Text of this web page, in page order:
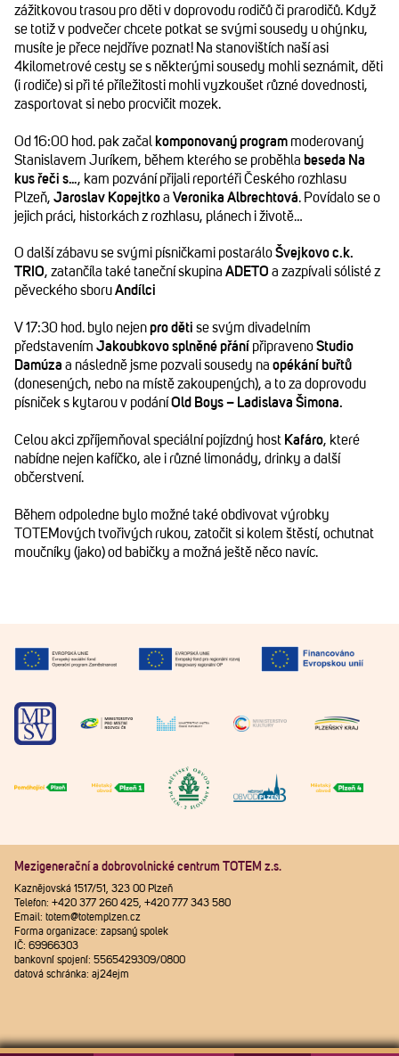
zážitkovou trasou pro děti v doprovodu rodičů či prarodičů. Když
se totiž v podvečer chcete potkat se svými sousedy u ohýnku,
musíte je přece nejdříve poznat! Na stanovištích naší asi
4kilometrové cesty se s některými sousedy mohli seznámit, děti
(i rodiče) si při té příležitosti mohli vyzkoušet různé dovednosti,
zasportovat si nebo procvičit mozek.
Od 16:00 hod. pak začal komponovaný program moderovaný
Stanislavem Juríkem, během kterého se proběhla beseda Na
kus řeči s…, kam pozvání přijali reportéři Českého rozhlasu
Plzeň, Jaroslav Kopejtkoa Veronika Albrechtová. Povídalo se o
jejich práci, historkách z rozhlasu, plánech i životě…
O další zábavu se svými písničkami postaráloŠvejkovo c.k.
TRIO, zatančíla také taneční skupina ADETO a zazpívali sólisté z
pěveckého sboruAndílci
V 17:30 hod. bylo nejenpro děti se svým divadelním
představením Jakoubkovo splněné přání připravenoStudio
Damúza a následně jsme pozvali sousedy na opékání buřtů
(donesených, nebo na místě zakoupených), a to za doprovodu
písniček s kytarou v podáníOld Boys – Ladislava Šimona.
Celou akci zpříjemňoval speciální pojízdný host Kafáro, které
nabídne nejen kafíčko, ale i různé limonády, drinky a další
občerstvení.
Během odpoledne bylo možné také obdivovat výrobky
TOTEMových tvořivých rukou, zatočit si kolem štěstí, ochutnat
moučníky (jako) od babičky a možná ještě něco navíc.
Mezigenerační a dobrovolnické centrum TOTEM z.s.
Kaznějovská 1517/51, 323 00 Plzeň
Telefon: +420 377 260 425, +420 777 343 580
Email: totem@totemplzen.cz
Forma organizace: zapsaný spolek
IČ: 69966303
bankovní spojení: 5565429309/0800
datová schránka: aj24ejm